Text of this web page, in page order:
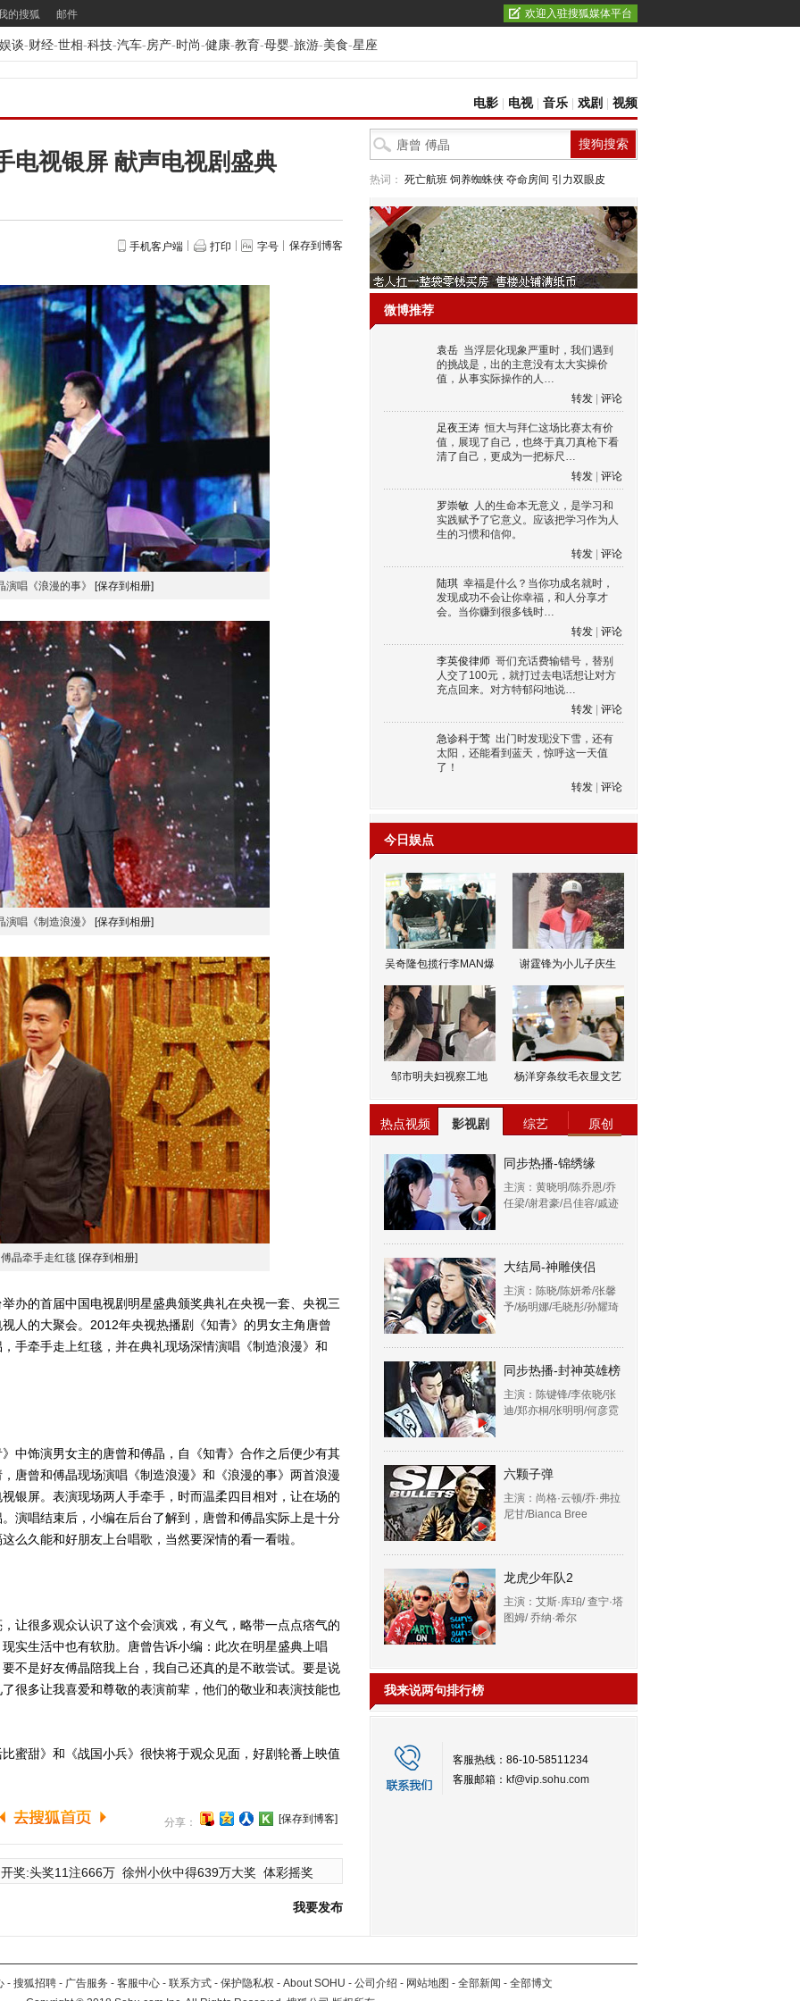
的搜狐 邮件 欢迎入驻搜狐媒体平台
娱谈-财经-世相-科技-汽车-房产-时尚-健康-教育-母婴-旅游-美食-星座
电影 电视| 音乐 戏剧 视频
电视银屏 献声电视剧盛典
手机客户端 打印 字号 保存到博客
演唱《浪漫的事》 [保存到相册]
演唱《制造浪漫》 [保存到相册]
晶牵手走红毯 [保存到相册]
的首届中国电视剧明星盛典颁奖典礼在央视一套、央视三
人的大聚会。2012年央视热播剧《知青》的男女主角唐曾
手牵手走上红毯，并在典礼现场深情演唱《制造浪漫》和
饰演男女主的唐曾和傅晶，自《知青》合作之后便少有其
唐曾和傅晶现场演唱《制造浪漫》和《浪漫的事》两首浪漫
银屏。表演现场两人手牵手，时而温柔四目相对，让在场的
演唱结束后，小编在后台了解到，唐曾和傅晶实际上是十分
么久能和好朋友上台唱歌，当然要深情的看一看啦。
很多观众认识了这个会演戏，有义气，略带一点点痞气的
实生活中也有软肋。唐曾告诉小编：此次在明星盛典上唱
不是好友傅晶陪我上台，我自己还真的是不敢尝试。要是说
很多让我喜爱和尊敬的表演前辈，他们的敬业和表演技能也
甜》和《战国小兵》很快将于观众见面，好剧轮番上映值
分享： [保存到博客]
奖:头奖11注666万 徐州小伙中得639万大奖 体彩摇奖
我要发布
热词： 死亡航班 饲养蜘蛛侠 夺命房间 引力双眼皮
微博推荐
袁岳 当浮层化现象严重时，我们遇到
的挑战是，出的主意没有太大实操价
值，从事实际操作的人…
转发
评论
足夜王涛 恒大与拜仁这场比赛太有价
值，展现了自己，也终于真刀真枪下看
清了自己，更成为一把标尺…
转发
评论
罗崇敏 人的生命本无意义，是学习和
实践赋予了它意义。应该把学习作为人
生的习惯和信仰。
转发
评论
陆琪 幸福是什么？当你功成名就时，
发现成功不会让你幸福，和人分享才
会。当你赚到很多钱时…
转发
评论
李英俊律师 哥们充话费输错号，替别
人交了100元，就打过去电话想让对方
充点回来。对方特郁闷地说…
转发
评论
急诊科于莺 出门时发现没下雪，还有
太阳，还能看到蓝天，惊呼这一天值
了！
转发
评论
今日娱点
吴奇隆包揽行李MAN爆 谢霆锋为小儿子庆生
邹市明夫妇视察工地 杨洋穿条纹毛衣显文艺
热点视频 影视剧 综艺 原创
同步热播-锦绣缘
主演：黄晓明/陈乔恩/乔
任梁/谢君豪/吕佳容/戚迹
大结局-神雕侠侣
主演：陈晓/陈妍希/张馨
予/杨明娜/毛晓彤/孙耀琦
同步热播-封神英雄榜
主演：陈键锋/李依晓/张
迪/郑亦桐/张明明/何彦霓
六颗子弹
主演：尚格·云顿/乔·弗拉
尼甘/Bianca Bree
龙虎少年队2
主演：艾斯·库珀/ 查宁·塔
图姆/ 乔纳·希尔
我来说两句排行榜
客服热线：86-10-58511234
客服邮箱： kf@vip.sohu.com
- 搜狐招聘 - 广告服务 - 客服中心 - 联系方式 - 保护隐私权 - About SOHU - 公司介绍 - 网站地图 - 全部新闻 - 全部博文